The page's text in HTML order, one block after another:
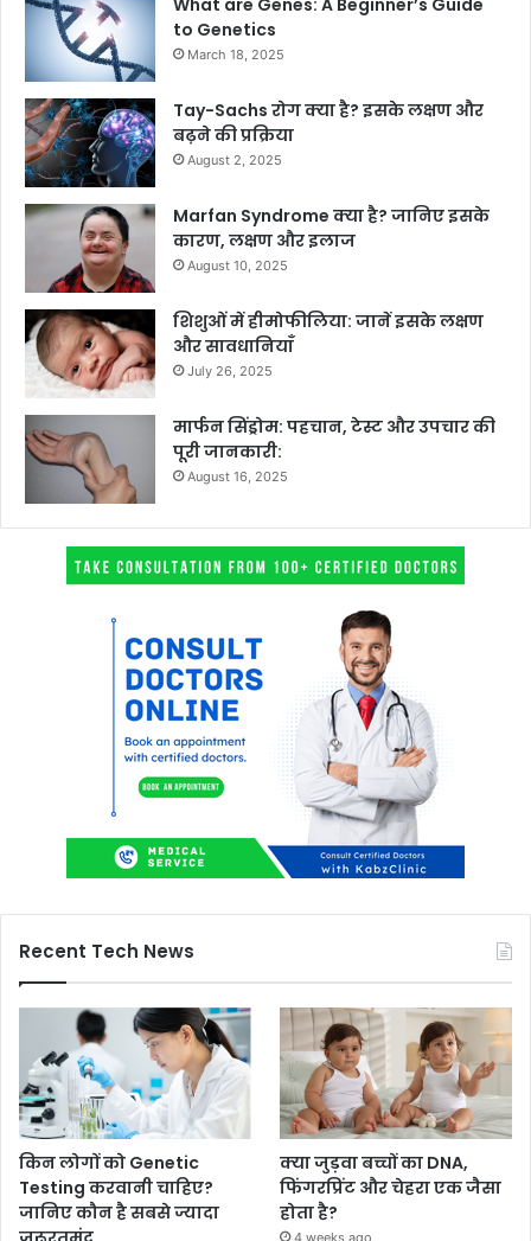
What are Genes: A Beginner’s Guide
to Genetics
March 18, 2025
Tay-Sachs रोग क्या है? इसके लक्षण और
बढ़ने की प्रक्रिया
August 2, 2025
Marfan Syndrome क्या है? जानिए इसके
कारण, लक्षण और इलाज
August 10, 2025
शिशुओं में हीमोफीलिया: जानें इसके लक्षण
और सावधानियाँ
July 26, 2025
मार्फन सिंड्रोम: पहचान, टेस्ट और उपचार की
पूरी जानकारी:
August 16, 2025
Recent Tech News
किन लोगों को Genetic
Testing करवानी चाहिए?
जानिए कौन है सबसे ज्यादा
क्या जुड़वा बच्चों का DNA,
फिंगरप्रिंट और चेहरा एक जैसा
होता है?
4 weeks ago